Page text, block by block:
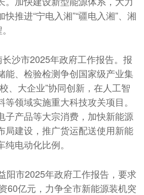
推进“宁电入湘”“疆电入湘”、湘
沙市2025年政府工作报告。报
能、检验检测争创国家级产业集
、大企业”协同创新，在人工智
领域实施重大科技攻关项目。
子产品等大宗消费，加快新能源
局建设，推广货运配送使用新能
电动化比例。
阳市2025年政府工作报告，要求
60亿元，力争全市新能源装机突